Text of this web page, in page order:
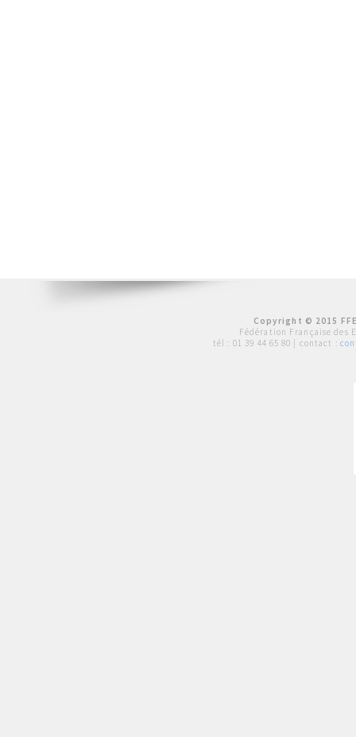
Copyright © 2015
Fédération Française des
tél : 01 39 44 65 80 | contact :